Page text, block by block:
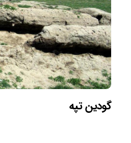
گودین تپه